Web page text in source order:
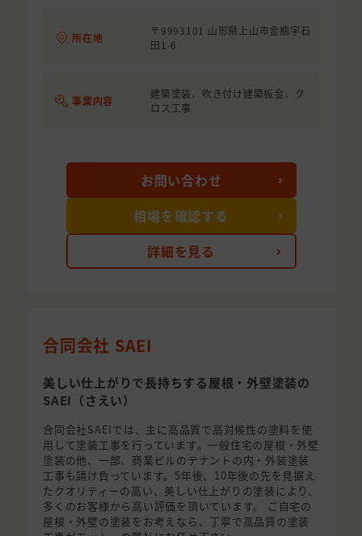
所在地
〒9993101 山形県上山市金瓶字石
田1-6
事業内容
建築塗装、吹き付け建築板金、ク
ロス工事
詳細を見る
お問い合わせ
相場を確認する
合同会社 SAEI
美しい仕上がりで長持ちする屋根・外壁塗装の
SAEI（さえい）
合同会社SAEIでは、主に高品質で高対候性の塗料を使
用して塗装工事を行っています。一般住宅の屋根・外壁
塗装の他、一部、商業ビルのテナントの内・外装塗装
工事も請け負っています。5年後、10年後の先を見据え
たクオリティーの高い、美しい仕上がりの塗装により、
多くのお客様から高い評価を頂いています。 ご自宅の
屋根・外壁の塗装をお考えなら、丁寧で高品質の塗装